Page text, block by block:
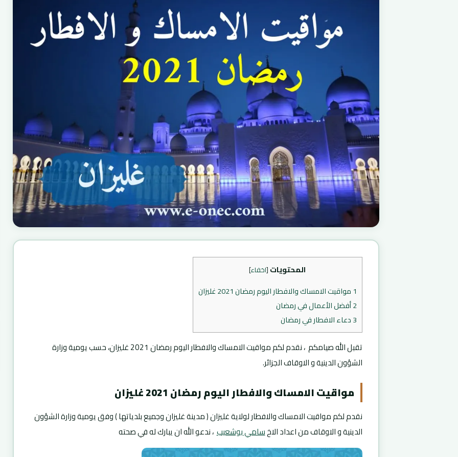
المحتويات [اخفاء]
1 مواقيت الامساك والافطار اليوم رمضان 2021 غليزان
2أفضل الأعمال في رمضان
3دعاء الافطار في رمضان
تقبل الله صيامكم ، نقدم لكم مواقيت الامساك والافطار اليوم رمضان 2021 غليزان، حسب يومية وزارة
الشؤون الدينية و الاوقاف الجزائر.
مواقيت الامساك والافطار اليوم رمضان 2021 غليزان
نقدم لكم مواقيت الامساك والافطار لولاية غليزان ( مدينة غليزان وجميع بلدياتها ) وفق يومية وزارة الشؤون
الدينية و الاوقاف من اعداد الاخسامي بوشعيب، ندعو الله ان يبارك له في صحته